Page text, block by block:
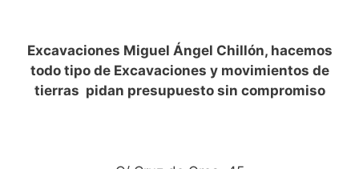
Excavaciones Miguel Ángel Chillón, hacemos
todo tipo de Excavaciones y movimientos de
tierras pidan presupuesto sin compromiso